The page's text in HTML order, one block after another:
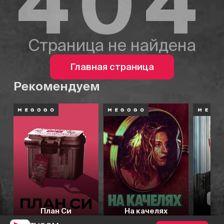
Страница не найдена
Главная страница
Рекомендуем
План Си На качелях